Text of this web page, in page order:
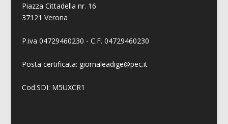
Piazza Cittadella nr. 16
37121 Verona
P.iva 04729460230 - C.F. 04729460230
Posta certificata: giornaleadige@pec.it
Cod.SDI: M5UXCR1